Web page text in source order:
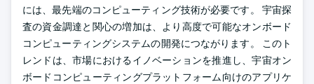
には、最先端のコンピューティング技術が必要です。 宇宙探
査の資金調達と関心の増加は、より高度で可能なオンボード
コンピューティングシステムの開発につながります。 このト
レンドは、市場におけるイノベーションを推進し、宇宙オン
ボードコンピューティングプラットフォーム向けのアプリケ